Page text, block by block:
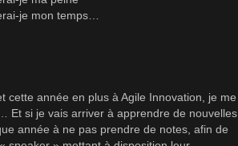
je mon temps…
cette année en plus à Agile Innovation, je me
Et si je vais arriver à apprendre de nouvelles
année à ne pas prendre de notes, afin de